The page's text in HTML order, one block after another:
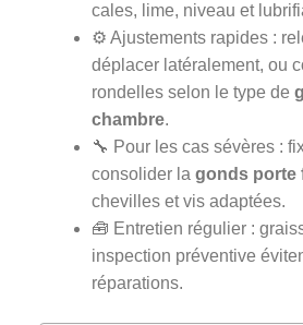
cales, lime, niveau et
⚙️ Ajustements rapides :
déplacer latéralement, ou
rondelles selon le type de
chambre.
🔧 Pour les cas sévères :
consolider la gonds porte
chevilles et vis adaptées.
🧰 Entretien régulier :
inspection préventive
réparations.